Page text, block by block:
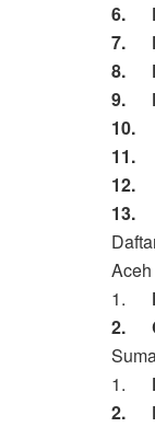
6.
7.
8.
9.
10.
11.
12.
13.
1.
2.
1.
2.